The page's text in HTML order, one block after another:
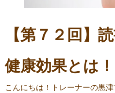
【第７２回】
健康効果とは！
こんにちは！トレーナーの黒津